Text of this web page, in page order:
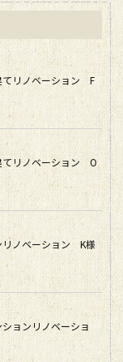
リノベーション F
リノベーション O
ノベーション K様
ョンリノベーショ